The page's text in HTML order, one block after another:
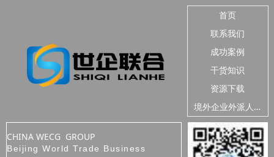
首页
联系我们
成功案例
干货知识
资源下载
境
外企业外派人员安全
CHINA WECG GROUP
Beijing World Trade Business